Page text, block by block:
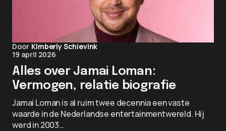
Door Kimberly Schievink
19 april 2026
Alles over Jamai Loman:
Vermogen, relatie biografie
Jamai Loman is al ruim twee decennia een vaste
waarde in de Nederlandse entertainmentwereld. Hij
werd in 2003…